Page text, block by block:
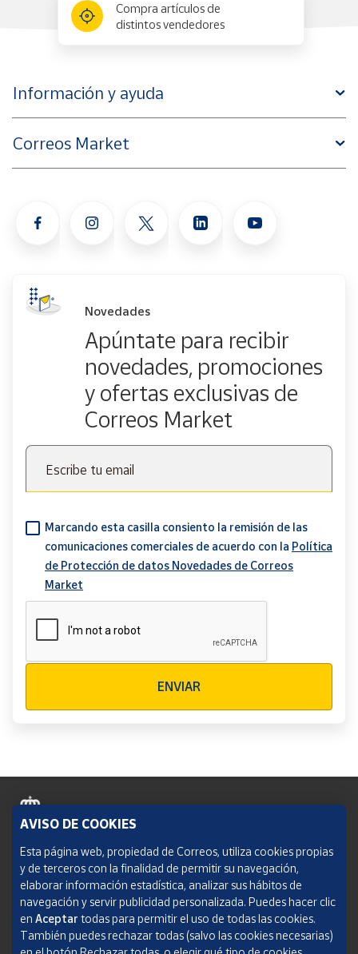
Compra artículos de
distintos vendedores
Información y ayuda
Correos Market
Novedades
Apúntate para recibir
novedades, promociones
y ofertas exclusivas de
Correos Market
Escribe tu email
Marcando esta casilla consiento la remisión de las
comunicaciones comerciales de acuerdo con la Política
de Protección de datos Novedades de Correos
Market
ENVIAR
Política de cookies
Aviso legal
Condiciones del servicio
Política de Privacidad Web
AVISO DE COOKIES
Esta página web, propiedad de Correos, utiliza cookies propias
y de terceros con la finalidad de permitir su navegación,
elaborar información estadística, analizar sus hábitos de
navegación y servir publicidad personalizada. Puedes hacer clic
en Aceptar todas para permitir el uso de todas las cookies.
También puedes rechazar todas (salvo las cookies necesarias)